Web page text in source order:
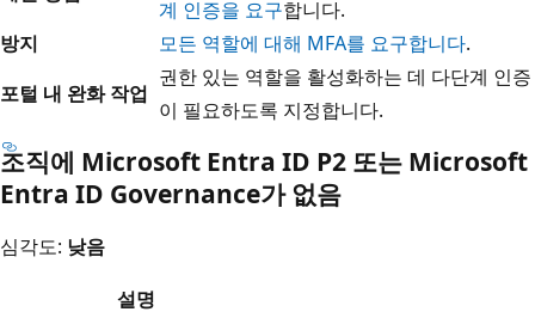
계 인증을 요구합니다.
방지
모든 역할에 대해 MFA를 요구합니다.
포털 내 완화 작업
권한 있는 역할을 활성화하는 데 다단계 인증
이 필요하도록 지정합니다.
조직에 Microsoft Entra ID P2 또는 Microsoft
Entra ID Governance가 없음
심각도: 낮음
설명